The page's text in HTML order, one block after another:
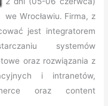
we Wrocławiu. Firma, z
jest integratorem
systemów
oraz rozwiązania z
i intranetów,
oraz content